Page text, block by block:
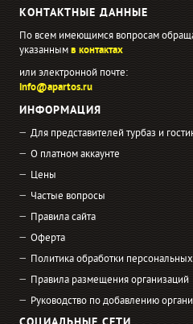
КОНТАКТНЫЕ ДАННЫЕ
По всем имеющимся вопросам
указаннымв контактах
или электронной почте:
info@apartos.ru
ИНФОРМАЦИЯ
Для представителей турбаз и
О платном аккаунте
Цены
Частые вопросы
Правила сайта
Оферта
Политика обработки
Правила размещения организаций
Руководство по добавлению